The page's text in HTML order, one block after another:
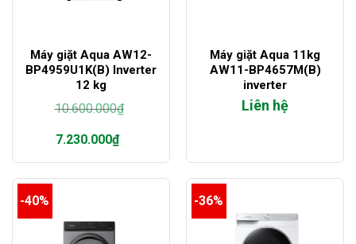
Máy giặt Aqua AW12-
BP4959U1K(B) Inverter
12 kg
10.600.000₫
gốc
là:
7.230.000₫
Giá
hiện
7.230.000₫.
Máy giặt Aqua 11kg
AW11-BP4657M(B)
inverter
Liên hệ
-40% -36%